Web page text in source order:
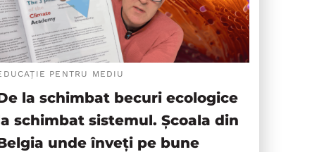
PENTRU MEDIU
la schimbat becuri ecologice
schimbat sistemul. Școala din
unde înveți pe bune